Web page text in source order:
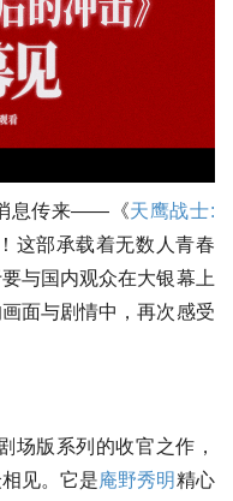
息传来——《天鹰战士:
这部承载着无数人青春
与国内观众在大银幕上
面与剧情中，再次感受
场版系列的收官之作，
见。它是庵野秀明精心